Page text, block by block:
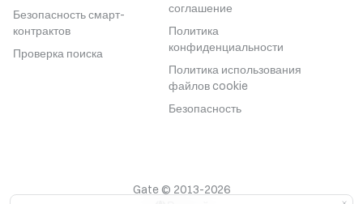
Безопасность смарт-
контрактов
Проверка поиска
соглашение
Политика
конфиденциальности
Политика использования
файлов cookie
Безопасность
Gate © 2013-2026